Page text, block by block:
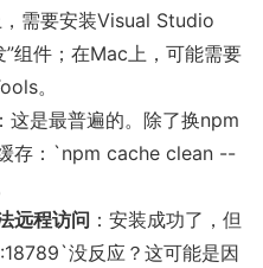
需要安装Visual Studio
组件；在Mac上，可能需要
。
：这是最普遍的。除了换npm
存：`npm cache clean --
远程访问 ：安装成功了，但
没反应？这可能是因